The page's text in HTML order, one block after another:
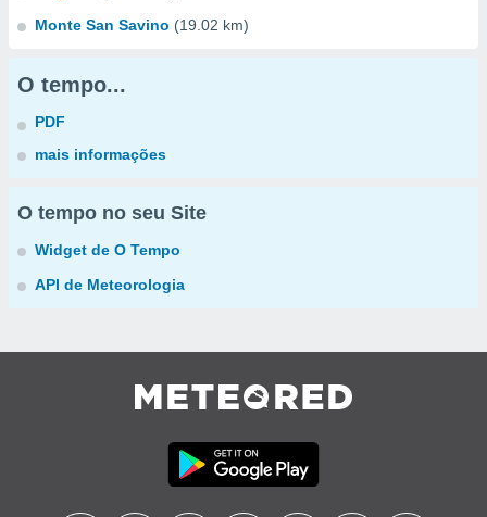
Monte San Savino (19.02 km)
O tempo...
PDF
mais informações
O tempo no seu Site
Widget de O Tempo
API de Meteorologia